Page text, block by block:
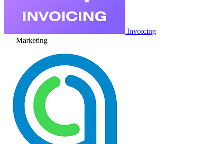
Invoicing
Marketing